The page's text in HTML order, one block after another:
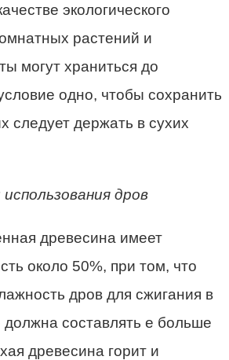
экологического
растений и
могут храниться до
одно, чтобы сохранить
следует держать в сухих
дров
древесина имеет
около 50%, при том, что
дров для сжигания в
должна составлять е больше
древесина горит и